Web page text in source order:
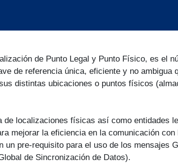
de Punto Legal y Punto Físico, es el
de referencia única, eficiente y no ambigua
distintas ubicaciones o puntos físicos
localizaciones físicas así como entidades
mejorar la eficiencia en la comunicación con
pre-requisito para el uso de los mensajes
de Sincronización de Datos).